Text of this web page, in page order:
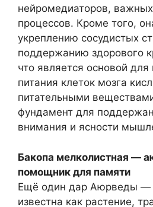
нейромедиаторов,
процессов. Кроме того,
укреплению сосудистых
поддержанию здорового
что является основой
питания клеток мозга
питательными
фундамент для
внимания и ясности
Бакопа мелколистная —
помощник для памяти
Ещё один дар Аюрведы —
известна как растение,